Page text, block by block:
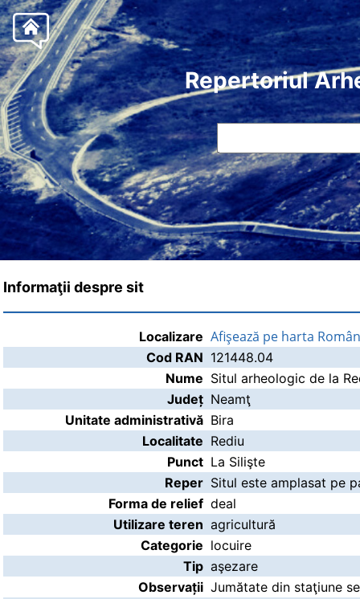
Repertoriul
Informaţii despre sit
Localizare Afişează pe harta
Cod RAN 121448.04
Nume Situl arheologic de la
Județ Neamţ
Unitate administrativă Bira
Localitate Rediu
Punct La Silişte
Reper Situl este amplasat pe
Forma de relief deal
Utilizare teren agricultură
Categorie locuire
Tip aşezare
Observații Jumătate din staţiune